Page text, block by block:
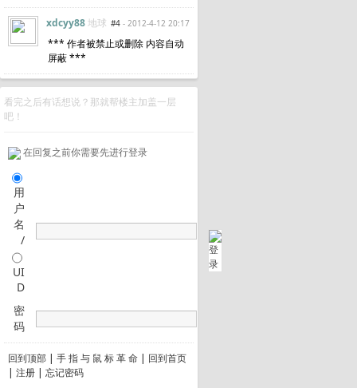
#4 - 2012-4-12 20:17
xdcyy88地球
*** 作者被禁止或删除 内容自动
屏蔽 ***
看完之后有话想说？那就帮楼主加盖一层
吧！
在回复之前你需要先进行登录
用
户
名
/
UI
D
密
码
回到顶部 | 手 指 与 鼠 标 革 命 | 回到首页
| 注册 | 忘记密码